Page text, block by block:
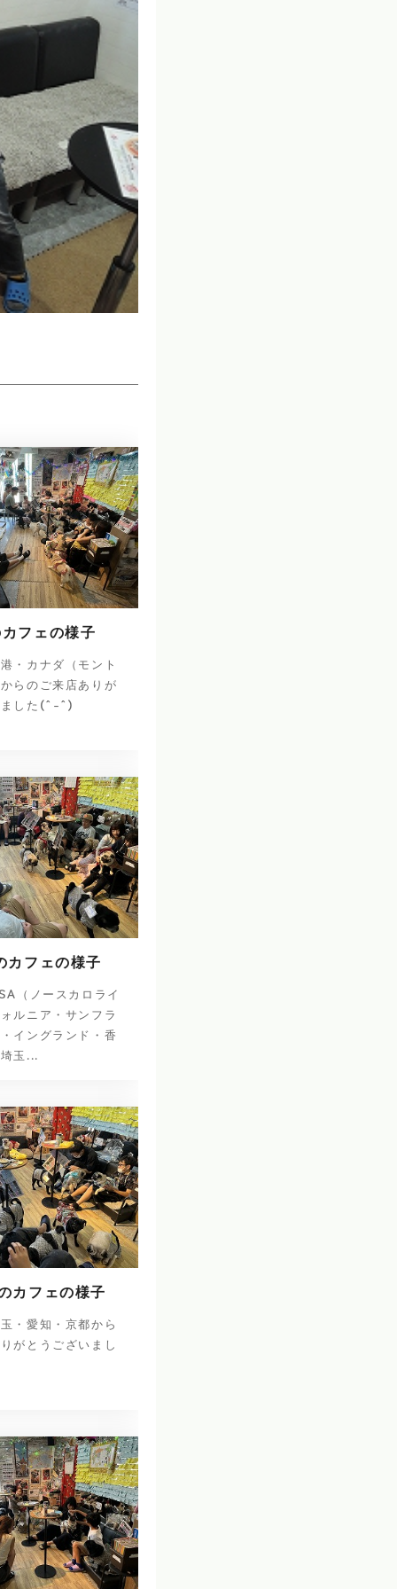
フェの様子
・カナダ（モント
らのご来店ありが
ました(^-^)
カフェの様子
（ノースカロライ
ルニア・サンフラ
イングランド・香
玉...
カフェの様子
・愛知・京都から
がとうございまし